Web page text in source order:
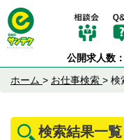
公開求人数：
ホーム > お仕事検索 > 検
検索結果一覧